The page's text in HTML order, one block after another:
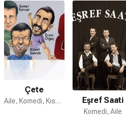
Çete
Aile, Komedi, Kısa Film Eşref Saati
Komedi, Aile